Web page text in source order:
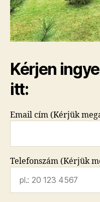
Kérjen
itt:
Email cím (Kérjük
Telefonszám (Kérjük